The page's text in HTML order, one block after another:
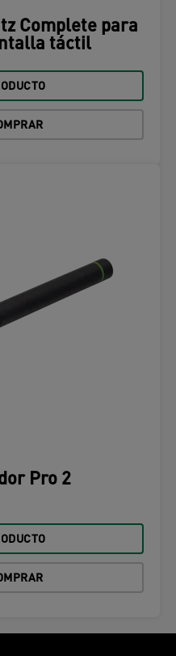
Complete para
táctil
Pro 2